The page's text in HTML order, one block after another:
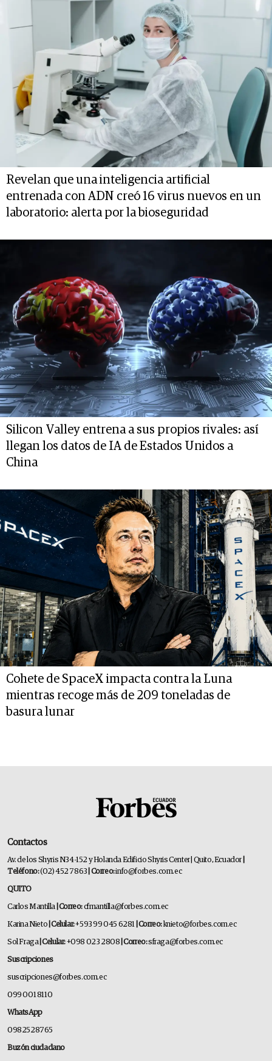
Revelan que una inteligencia artificial
entrenada con ADN creó 16 virus nuevos en un
laboratorio: alerta por la bioseguridad
Silicon Valley entrena a sus propios rivales: así
llegan los datos de IA de Estados Unidos a
China
Cohete de SpaceX impacta contra la Luna
mientras recoge más de 209 toneladas de
basura lunar
Contactos
Av. de los Shyris N34-152 y Holanda Edificio Shyris Center | Quito, Ecuador
Teléfono:(02) 452 7863 | Correo:info@forbes.com.ec
QUITO
Carlos Mantilla | Correo:cfmantilla@forbes.com.ec
Karina Nieto | Celular:+593 99 045 6281 | Correo:knieto@forbes.com.ec
Sol Fraga| Celular:+098 023 2808 | Correo:sfraga@forbes.com.ec
Suscripciones
suscripciones@forbes.com.ec
099 001 8110
WhatsApp
0982528765
Buzón ciudadano